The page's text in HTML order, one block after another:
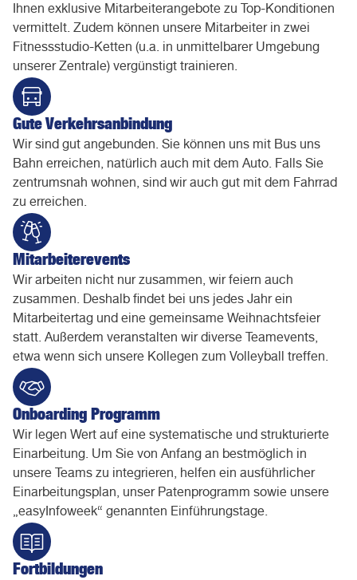
Ihnen exklusive Mitarbeiterangebote zu Top-Konditionen
vermittelt. Zudem können unsere Mitarbeiter in zwei
Fitnessstudio-Ketten (u.a. in unmittelbarer Umgebung
unserer Zentrale) vergünstigt trainieren.
Gute Verkehrsanbindung
Wir sind gut angebunden. Sie können uns mit Bus uns
Bahn erreichen, natürlich auch mit dem Auto. Falls Sie
zentrumsnah wohnen, sind wir auch gut mit dem Fahrrad
zu erreichen.
Mitarbeiterevents
Wir arbeiten nicht nur zusammen, wir feiern auch
zusammen. Deshalb findet bei uns jedes Jahr ein
Mitarbeitertag und eine gemeinsame Weihnachtsfeier
statt. Außerdem veranstalten wir diverse Teamevents,
etwa wenn sich unsere Kollegen zum Volleyball treffen.
Onboarding Programm
Wir legen Wert auf eine systematische und strukturierte
Einarbeitung. Um Sie von Anfang an bestmöglich in
unsere Teams zu integrieren, helfen ein ausführlicher
Einarbeitungsplan, unser Patenprogramm sowie unsere
„easyInfoweek“ genannten Einführungstage.
Fortbildungen